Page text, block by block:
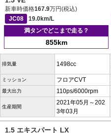
新車時価格167.9万円(税込)
JC08
19.0km/L
満タンでどこまで走る？
855km
排気量 1498cc
ミッション フロアCVT
最大出力 110ps/6000rpm
生産期間
2021年05月～202
3年03月
1.5 エキスパート LX